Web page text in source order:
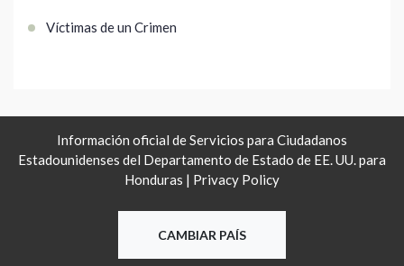
Víctimas de un Crimen
Información oficial de Servicios para Ciudadanos
Estadounidenses del Departamento de Estado de EE. UU. para
Honduras | Privacy Policy
CAMBIAR PAÍS